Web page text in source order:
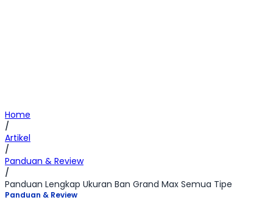
Home
/
Artikel
/
Panduan & Review
/
Panduan Lengkap Ukuran Ban Grand Max Semua Tipe
Panduan & Review